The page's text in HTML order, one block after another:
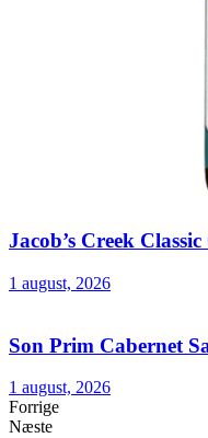
Jacob’s Creek
1 august, 2026
Son Prim Cabernet
1 august, 2026
Forrige
Næste